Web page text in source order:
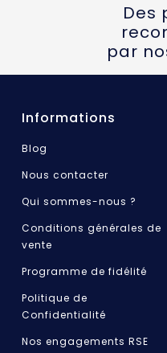
Des
par
Informations
Blog
Nous contacter
Qui sommes-nous ?
Conditions générales de
vente
Programme de fidélité
Politique de
Confidentialité
Nos engagements RSE